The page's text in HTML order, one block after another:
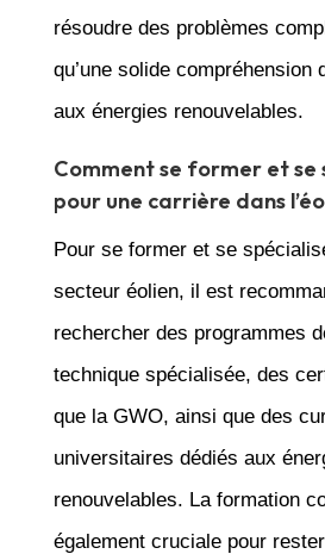
résoudre des problèmes
qu’une solide compréhension
aux énergies renouvelables.
Comment se former et se
pour une carrière dans
Pour se former et se
secteur éolien, il est
rechercher des programmes
technique spécialisée, des
que la GWO, ainsi que des
universitaires dédiés aux
renouvelables. La formation
également cruciale pour